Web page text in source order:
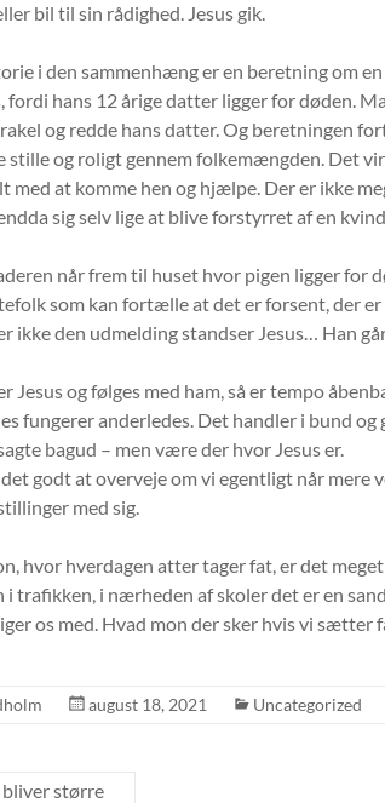
bil til sin rådighed. Jesus gik.
i den sammenhæng er en beretning om
fordi hans 12 årige datter ligger for døden.
og redde hans datter. Og beretningen
stille og roligt gennem folkemængden. Det
med at komme hen og hjælpe. Der er ikke
sig selv lige at blive forstyrret af en
når frem til huset hvor pigen ligger for
som kan fortælle at det er forsent, der
ikke den udmelding standser Jesus… Han
Jesus og følges med ham, så er tempo
fungerer anderledes. Det handler i bund og
bagud – men være der hvor Jesus er.
godt at overveje om vi egentligt når mere
med sig.
hvor hverdagen atter tager fat, er det
i trafikken, i nærheden af skoler det er en
os med. Hvad mon der sker hvis vi sætter
august 18, 2021 Uncategorized
større